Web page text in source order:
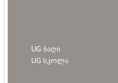
UG ბაღი
UG სკოლა